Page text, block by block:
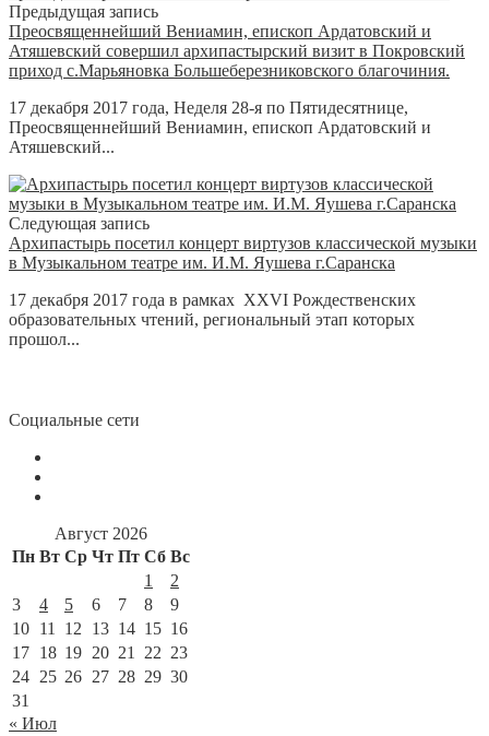
Предыдущая запись
Преосвященнейший Вениамин, епископ Ардатовский и
Атяшевский совершил архипастырский визит в Покровский
приход с.Марьяновка Большеберезниковского благочиния.
17 декабря 2017 года, Неделя 28-я по Пятидесятнице,
Преосвященнейший Вениамин, епископ Ардатовский и
Атяшевский...
Следующая запись
Архипастырь посетил концерт виртузов классической музыки
в Музыкальном театре им. И.М. Яушева г.Саранска
17 декабря 2017 года в рамках XXVI Рождественских
образовательных чтений, региональный этап которых
прошол...
Социальные сети
Август 2026
Пн Вт Ср Чт Пт Сб Вс
1
2
3
4 5 6 7 8
9
10 11 12 13 14 15 16
17 18 19 20 21 22 23
24 25 26 27 28 29 30
31
« Июл